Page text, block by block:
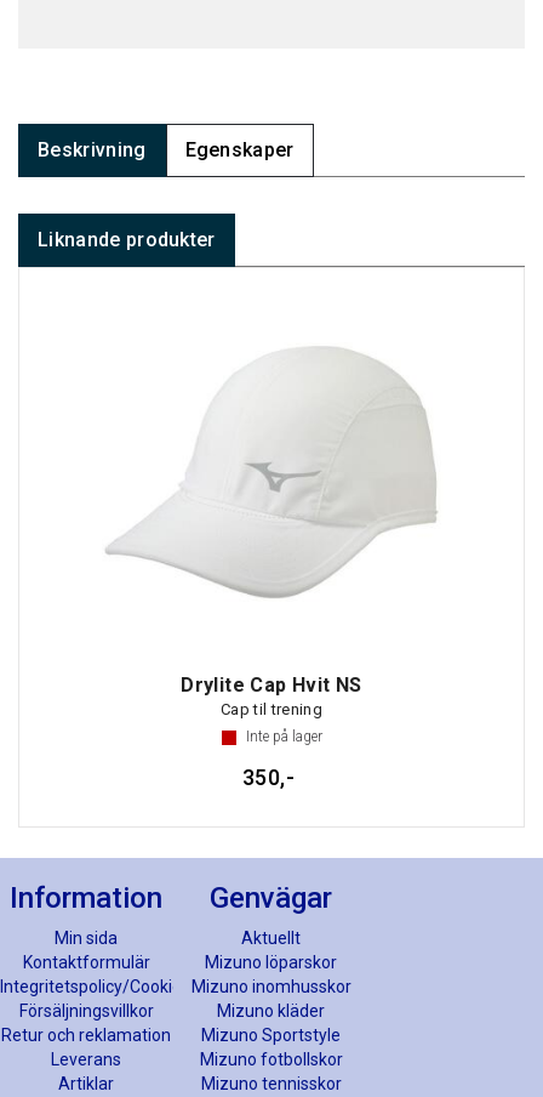
Beskrivning Egenskaper
Liknande produkter
Drylite Cap Hvit NS
Cap til trening
Inte på lager
350,-
Information
Min sida
Kontaktformulär
Integritetspolicy/Cookies
Försäljningsvillkor
Retur och reklamation
Leverans
Artiklar
Genvägar
Aktuellt
Mizuno löparskor
Mizuno inomhusskor
Mizuno kläder
Mizuno Sportstyle
Mizuno fotbollskor
Mizuno tennisskor